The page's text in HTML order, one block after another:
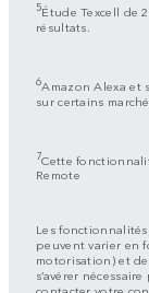
5Étude Texcell de
résultats.
6Amazon Alexa et
sur certains
7Cette
Remote
Les
peuvent varier en
motorisation) et
s’avérer